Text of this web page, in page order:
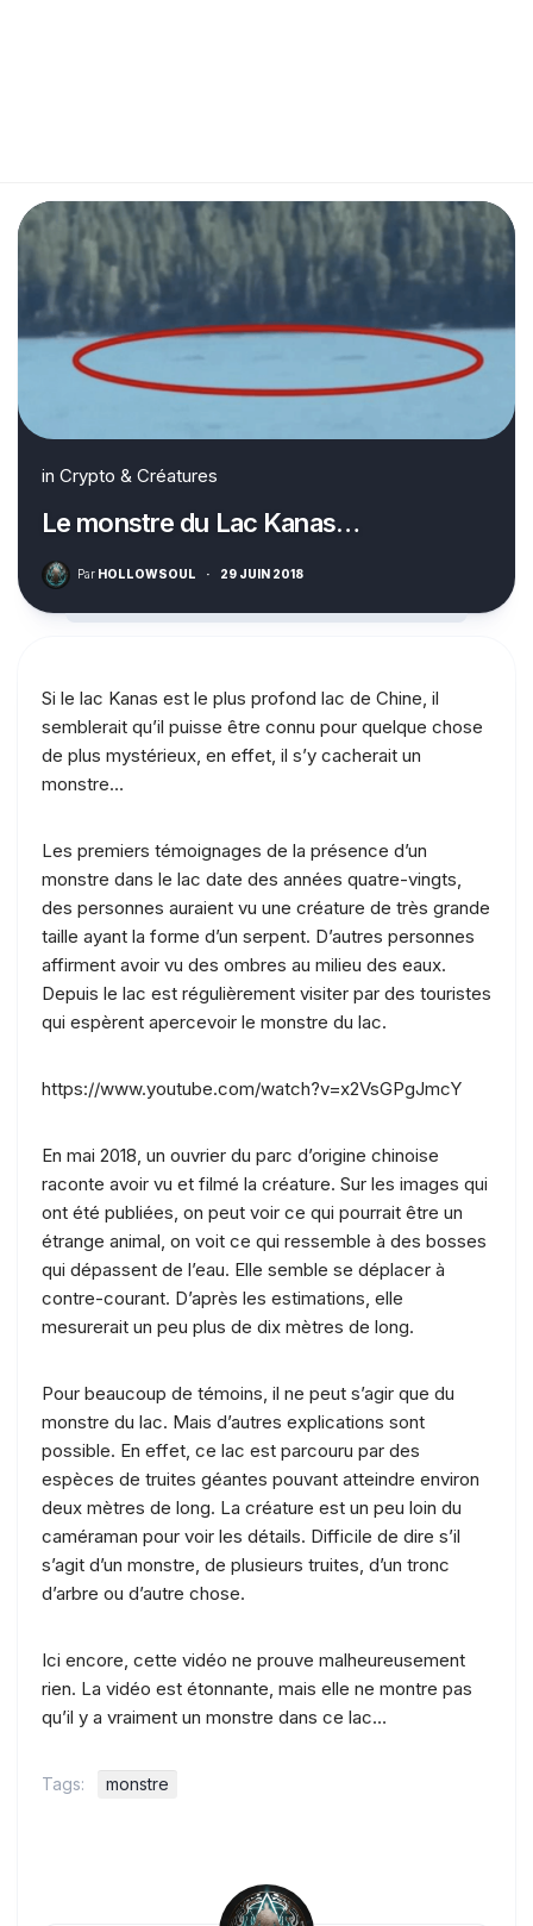
in Crypto & Créatures
Le monstre du Lac Kanas…
Par HOLLOWSOUL · 29 JUIN 2018
Si le lac Kanas est le plus profond lac de Chine, il
semblerait qu’il puisse être connu pour quelque chose
de plus mystérieux, en effet, il s’y cacherait un
monstre…
Les premiers témoignages de la présence d’un
monstre dans le lac date des années quatre-vingts,
des personnes auraient vu une créature de très grande
taille ayant la forme d’un serpent. D’autres personnes
affirment avoir vu des ombres au milieu des eaux.
Depuis le lac est régulièrement visiter par des touristes
qui espèrent apercevoir le monstre du lac.
https://www.youtube.com/watch?v=x2VsGPgJmcY
En mai 2018, un ouvrier du parc d’origine chinoise
raconte avoir vu et filmé la créature. Sur les images qui
ont été publiées, on peut voir ce qui pourrait être un
étrange animal, on voit ce qui ressemble à des bosses
qui dépassent de l’eau. Elle semble se déplacer à
contre-courant. D’après les estimations, elle
mesurerait un peu plus de dix mètres de long.
Pour beaucoup de témoins, il ne peut s’agir que du
monstre du lac. Mais d’autres explications sont
possible. En effet, ce lac est parcouru par des
espèces de truites géantes pouvant atteindre environ
deux mètres de long. La créature est un peu loin du
caméraman pour voir les détails. Difficile de dire s’il
s’agit d’un monstre, de plusieurs truites, d’un tronc
d’arbre ou d’autre chose.
Ici encore, cette vidéo ne prouve malheureusement
rien. La vidéo est étonnante, mais elle ne montre pas
qu’il y a vraiment un monstre dans ce lac…
Tags: monstre